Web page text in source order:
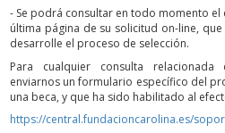
- Se podrá consultar en todo momento
última página de su solicitud on-line,
desarrolle el proceso de selección.
Para cualquier consulta
enviarnos un formulario específico del
una beca, y que ha sido habilitado al
https://central.fundacioncarolina.es/